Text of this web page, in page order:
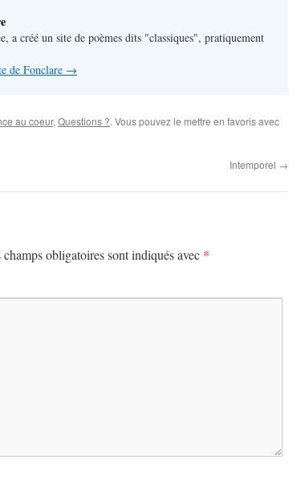
a créé un site de poèmes dits "classiques", pratiquement
de Fonclare →
au coeur, Questions ?. Vous pouvez le mettre en favoris avec
Intemporel →
champs obligatoires sont indiqués avec *